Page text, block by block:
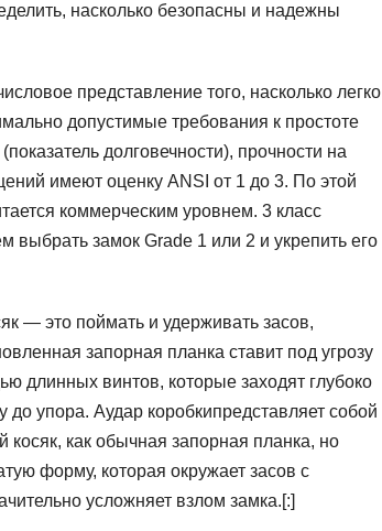
насколько безопасны и надежны
представление того, насколько легко
допустимые требования к простоте
долговечности), прочности на
имеют оценку ANSI от 1 до 3. По этой
коммерческим уровнем. 3 класс
замок Grade 1 или 2 и укрепить его
— это поймать и удерживать засов,
запорная планка ставит под угрозу
длинных винтов, которые заходят глубоко
упора. Аудар коробкипредставляет собой
как обычная запорная планка, но
форму, которая окружает засов с
усложняет взлом замка.[:]